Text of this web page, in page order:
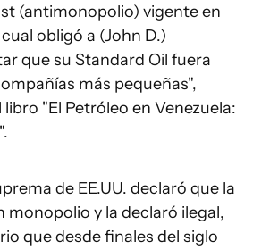
(antimonopolio) vigente en
obligó a (John D.)
que su Standard Oil fuera
más pequeñas",
"El Petróleo en Venezuela:
de EE.UU. declaró que la
monopolio y la declaró ilegal,
que desde finales del siglo